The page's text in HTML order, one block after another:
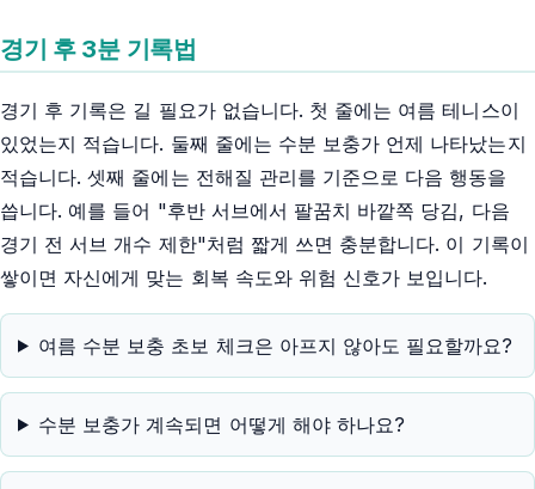
경기 후 3분 기록법
경기 후 기록은 길 필요가 없습니다. 첫 줄에는 여름 테니스이
있었는지 적습니다. 둘째 줄에는 수분 보충가 언제 나타났는지
적습니다. 셋째 줄에는 전해질 관리를 기준으로 다음 행동을
씁니다. 예를 들어 "후반 서브에서 팔꿈치 바깥쪽 당김, 다음
경기 전 서브 개수 제한"처럼 짧게 쓰면 충분합니다. 이 기록이
쌓이면 자신에게 맞는 회복 속도와 위험 신호가 보입니다.
여름 수분 보충 초보 체크은 아프지 않아도 필요할까요?
수분 보충가 계속되면 어떻게 해야 하나요?